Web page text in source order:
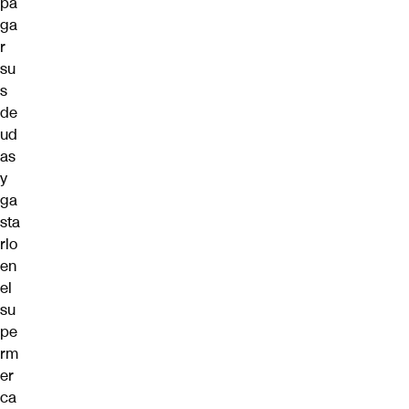
ga
r
su
s
de
ud
as
y
ga
sta
rlo
en
el
su
pe
rm
er
ca